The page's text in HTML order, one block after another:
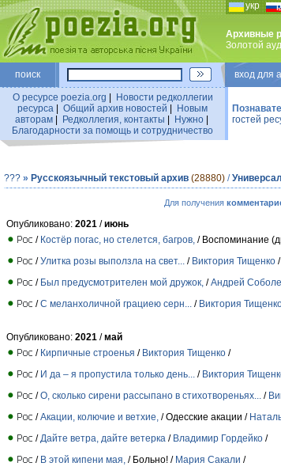
укр
Архивные
Золотой
поиск вход для
О ресурсе poezia.org
Новости редколлегии
ресурса
Общий архив новостей
Новым
авторам| Редколлегия, контакты Нужно|
Благодарности за помощь и сотрудничество
гостей
??? » Русскоязычный текстовый архив (28880) /
Для получения
Опубликовано: 2021 /июнь
/ Костёр погас, но стелется, багров, / Воспоминание
/Улитка розы выползла на свет... / Виктория Тищенко /
/ Был предусмотрителен мой дружок, /Андрей
/С меланхоличной грациею серн... / Виктория
Опубликовано: 2021 /май
/ Кирпичные строенья / Виктория Тищенко /
/ И да – я пропустила только день... / Виктория
/О, сколько сирени рассыпано в стихотвореньях... /
/Акации, колючие и ветхие, / Одесские акации /
/ Дайте ветра, дайте ветерка / Владимир Гордейко /
/ В этой кипени мая, / Больно! / Мария Сакали /